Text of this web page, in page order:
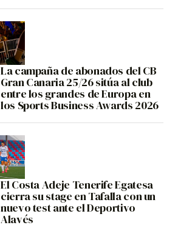
La campaña de abonados del CB
Gran Canaria 25/26 sitúa al club
entre los grandes de Europa en
los Sports Business Awards 2026
El Costa Adeje Tenerife Egatesa
cierra su stage en Tafalla con un
nuevo test ante el Deportivo
Alavés